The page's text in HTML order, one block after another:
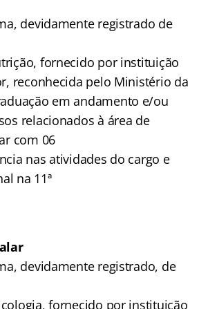
devidamente registrado de
fornecido por instituição
reconhecida pelo Ministério da
em andamento e/ou
relacionados à área de
com 06
nas atividades do cargo e
na 11ª
devidamente registrado, de
fornecido por instituição